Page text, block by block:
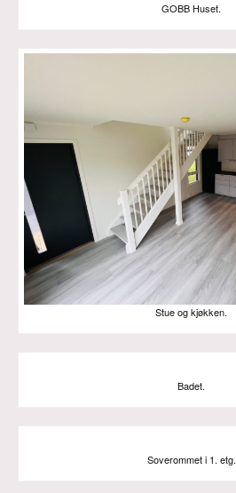
GOBB Huset.
Stue og kjøkken.
Badet.
Soverommet i 1. etg.